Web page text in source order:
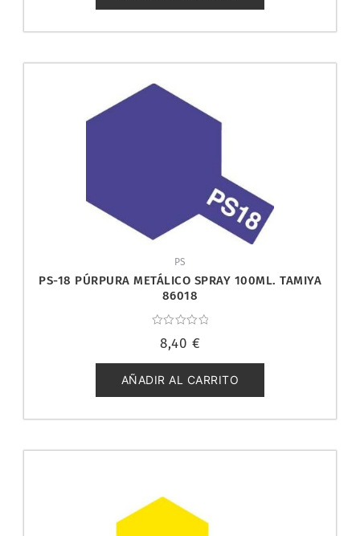
PS
PS-18 PÚRPURA METÁLICO SPRAY 100ML. TAMIYA
86018
con
de
5
8,40 €
AÑADIR AL CARRITO